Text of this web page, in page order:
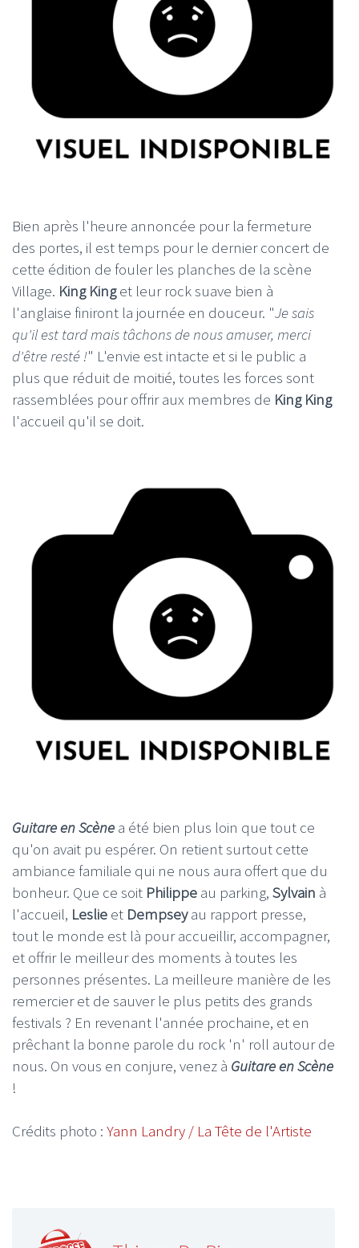
Bien après l'heure annoncée pour la fermeture
des portes, il est temps pour le dernier concert de
cette édition de fouler les planches de la scène
Village. King Kinget leur rock suave bien à
l'anglaise finiront la journée en douceur. "Je sais
qu'il est tard mais tâchons de nous amuser, merci
d'être resté !" L'envie est intacte et si le public a
plus que réduit de moitié, toutes les forces sont
rassemblées pour offrir aux membres de King King
l'accueil qu'il se doit.
Guitare en Scène a été bien plus loin que tout ce
qu'on avait pu espérer. On retient surtout cette
ambiance familiale qui ne nous aura offert que du
bonheur. Que ce soit Philippe au parking, Sylvain à
l'accueil, Leslie et Dempseyau rapport presse,
tout le monde est là pour accueillir, accompagner,
et offrir le meilleur des moments à toutes les
personnes présentes. La meilleure manière de les
remercier et de sauver le plus petits des grands
festivals ? En revenant l'année prochaine, et en
prêchant la bonne parole du rock 'n' roll autour de
nous. On vous en conjure, venez à Guitare en Scène
!
Crédits photo : Yann Landry / La Tête de l'Artiste